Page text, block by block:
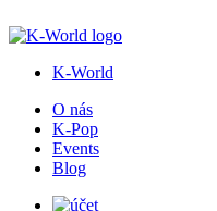
K-World
O nás
K-Pop
Events
Blog